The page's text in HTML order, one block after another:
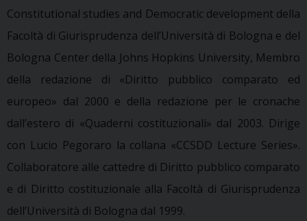
Constitutional studies and Democratic development della
Facoltà di Giurisprudenza dell’Università di Bologna e del
Bologna Center della Johns Hopkins University, Membro
della redazione di «Diritto pubblico comparato ed
europeo» dal 2000 e della redazione per le cronache
dall’estero di «Quaderni costituzionali» dal 2003. Dirige
con Lucio Pegoraro la collana «CCSDD Lecture Series».
Collaboratore alle cattedre di Diritto pubblico comparato
e di Diritto costituzionale alla Facoltà di Giurisprudenza
dell’Università di Bologna dal 1999.